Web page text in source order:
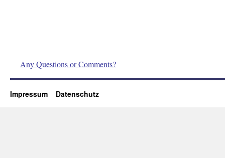
Any Questions or Comments?
Impressum Datenschutz